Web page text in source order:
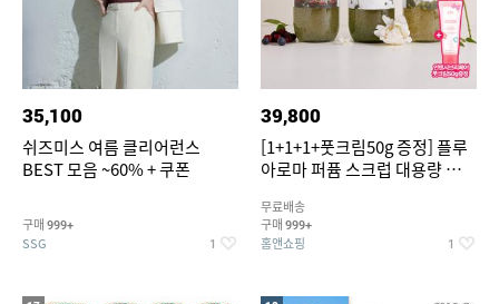
35,100
쉬즈미스 여름 클리어런스
BEST 모음 ~60% + 쿠폰
구매 999+
SSG 1
39,800
[1+1+1+풋크림50g 증정] 플루
아로마 퍼퓸 스크럽 대용량 바디
무료배송
구매 999+
홈앤쇼핑 1